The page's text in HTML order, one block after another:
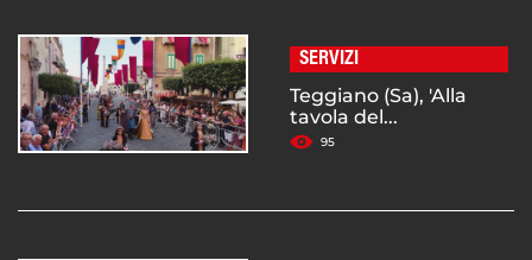
SERVIZI
Teggiano (Sa), 'Alla
tavola del...
95